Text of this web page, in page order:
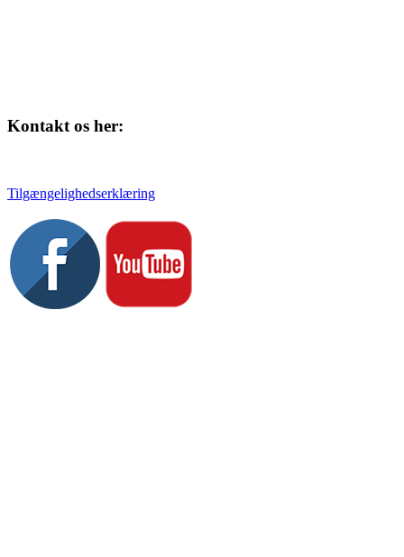
Kontakt os her:
Tilgængelighedserklæring